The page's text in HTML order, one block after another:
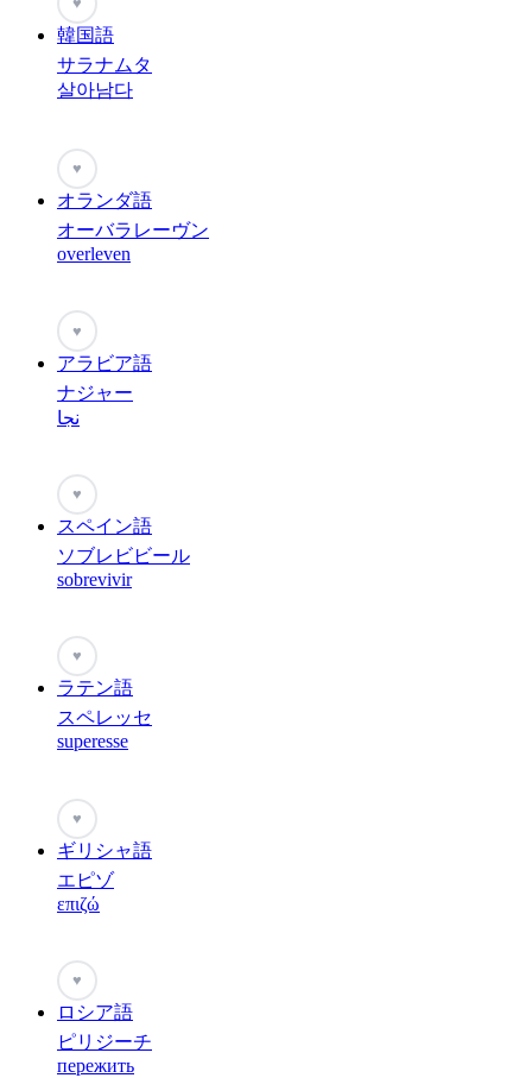
韓国語
サラナムタ
살아남다
♥
オランダ語
オーバラレーヴン
overleven
♥
アラビア語
ナジャー
نجا
♥
スペイン語
ソブレビビール
sobrevivir
♥
ラテン語
スペレッセ
superesse
♥
ギリシャ語
エピゾ
επιζώ
♥
ロシア語
ピリジーチ
пережить